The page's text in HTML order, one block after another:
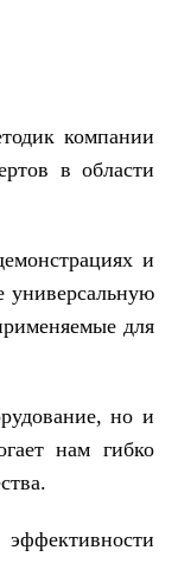
компании
в области
и
универсальную
для
но и
нам гибко